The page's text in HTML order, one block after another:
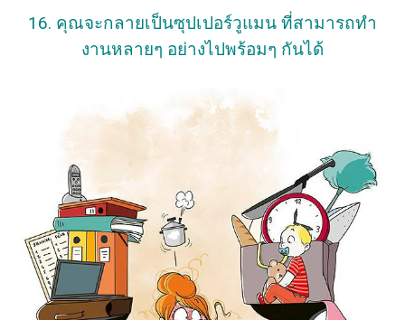
16. คุณจะกลายเป็นซุปเปอร์วูแมน ที่สามารถทำ
งานหลายๆ อย่างไปพร้อมๆ กันได้